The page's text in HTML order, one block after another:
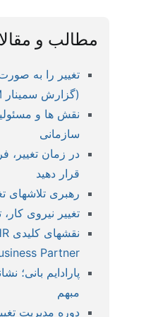
مطالب و
تغییر را به
(گزارش سمینار SHRM)
نقش ها و
سازمانی
در زمان تغییر،
قرار دهید
رهبری تلاشهای
تغییر نیروی کار،
Partner)
پارادایم بانی؛
مبهم
دوره مدیریت